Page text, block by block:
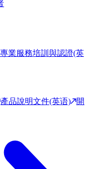
專業服務培訓與認證(英
產品說明文件(英语)
開